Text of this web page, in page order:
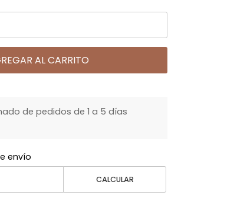
AL CARRITO
de pedidos de 1 a 5 días
envío
CALCULAR